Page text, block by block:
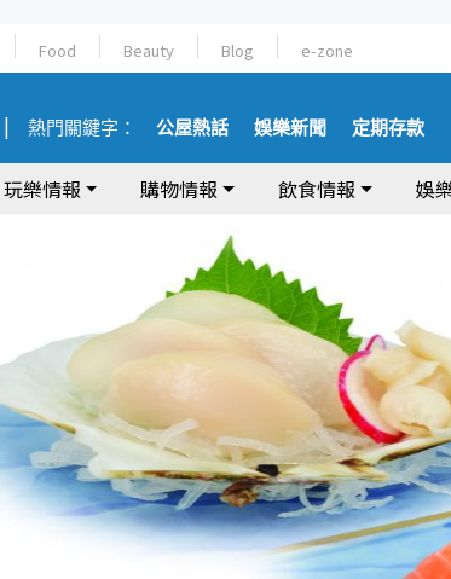
Food Beauty Blog e-zone
熱門關鍵字： 公屋熱話 娛樂新聞 定期存款
玩樂情報 購物情報 飲食情報 娛